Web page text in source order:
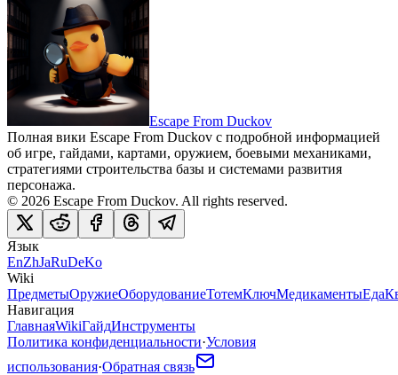
Escape From Duckov
Полная вики Escape From Duckov с подробной информацией
об игре, гайдами, картами, оружием, боевыми механиками,
стратегиями строительства базы и системами развития
персонажа.
© 2026 Escape From Duckov. All rights reserved.
Язык
EnZhJaRuDeKo
Wiki
ПредметыОружиеОборудованиеТотемКлючМедикаментыЕда
Навигация
ГлавнаяWikiГайдИнструменты
Политика конфиденциальности·Условия
использования·Обратная связь